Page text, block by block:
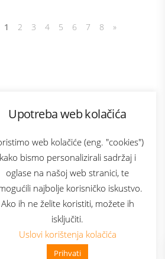
Upotreba web kolačića
web kolačiće (eng. "cookies")
kako bismo personalizirali sadržaj i
oglase na našoj web stranici, te
najbolje korisničko iskustvo.
Ako ih ne želite koristiti, možete ih
isključiti.
Uslovi korištenja kolačića
Prihvati
Zdravo, kako mogu pomoći?
1 2 3 4 5 6 7 8 »
Bonus plus
za newsletter